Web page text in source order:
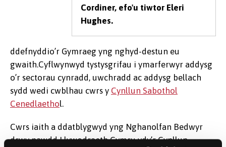
Cordiner, efo'u tiwtor Eleri
Hughes.
ddefnyddio’r Gymraeg yng nghyd-destun eu
gwaith.Cyflwynwyd tystysgrifau i ymarferwyr addysg
o’r sectorau cynradd, uwchradd ac addysg bellach
sydd wedi cwblhau cwrs y Cynllun Sabothol
Cenedlaethol.
Cwrs iaith a ddatblygwyd yng Nghanolfan Bedwyr
drwy nawdd Llywodraeth Cymru ydy’r Cynllun